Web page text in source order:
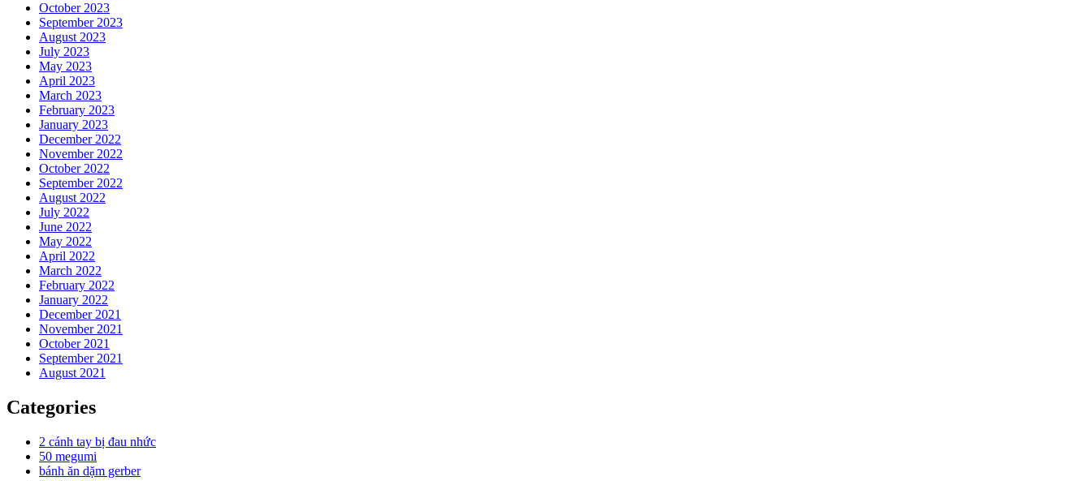
October 2023
September 2023
August 2023
July 2023
May 2023
April 2023
March 2023
February 2023
January 2023
December 2022
November 2022
October 2022
September 2022
August 2022
July 2022
June 2022
May 2022
April 2022
March 2022
February 2022
January 2022
December 2021
November 2021
October 2021
September 2021
August 2021
Categories
2 cánh tay bị đau nhức
50 megumi
bánh ăn dặm gerber